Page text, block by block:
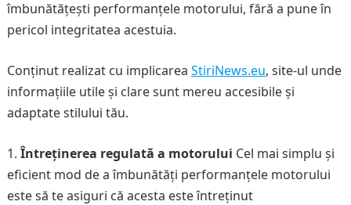
îmbunătățești performanțele motorului, fără a pune în
pericol integritatea acestuia.
Conținut realizat cu implicarea StiriNews.eu, site-ul unde
informațiile utile și clare sunt mereu accesibile și
adaptate stilului tău.
Întreținerea regulată a motorului Cel mai simplu și
eficient mod de a îmbunătăți performanțele motorului
este să te asiguri că acesta este întreținut